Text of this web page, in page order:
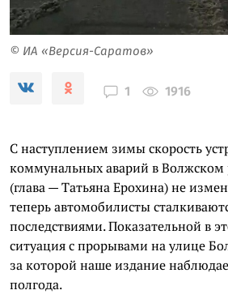
© ИА «Версия-Саратов»
1 1916
С наступлением зимы скорость
коммунальных аварий в Волжском
(глава — Татьяна Ерохина) не
теперь автомобилисты
последствиями. Показательной в
ситуация с прорывами на улице
за которой наше издание
полгода.